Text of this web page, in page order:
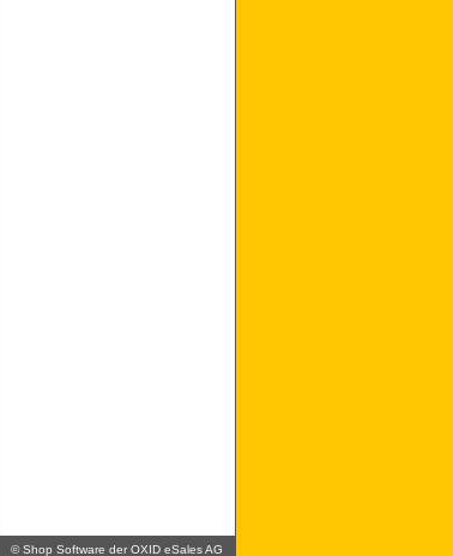
©Shop Software der OXID eSales AG